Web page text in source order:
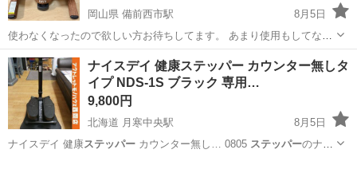
岡山県 備前西市駅
8月5日
使わなくなったので欲しい方お待ちしてます。 あまり使用もしてない
ので綺麗ですが神経質な方は気をつけてください 値下げある程度なら
対応致します
岡山 岡山市 備前西市駅 その他
ナイスデイ 健康ステッパー カウンター無しタ
イプ NDS-1S ブラック 専用…
9,800円
北海道 月寒中央駅
8月5日
ナイスデイ 健康ステッパーカウンター無し… 0805 ステッパーのナイ